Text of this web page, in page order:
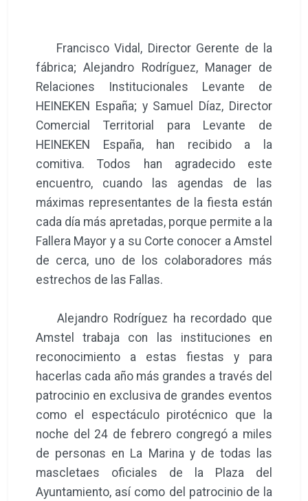
Francisco Vidal, Director Gerente de la
fábrica; Alejandro Rodríguez, Manager de
Relaciones Institucionales Levante de
HEINEKEN España; y Samuel Díaz, Director
Comercial Territorial para Levante de
HEINEKEN España, han recibido a la
comitiva. Todos han agradecido este
encuentro, cuando las agendas de las
máximas representantes de la fiesta están
cada día más apretadas, porque permite a la
Fallera Mayor y a su Corte conocer a Amstel
de cerca, uno de los colaboradores más
estrechos de las Fallas.
Alejandro Rodríguez ha recordado que
Amstel trabaja con las instituciones en
reconocimiento a estas fiestas y para
hacerlas cada año más grandes a través del
patrocinio en exclusiva de grandes eventos
como el espectáculo pirotécnico que la
noche del 24 de febrero congregó a miles
de personas en La Marina y de todas las
mascletaes oficiales de la Plaza del
Ayuntamiento, así como del patrocinio de la